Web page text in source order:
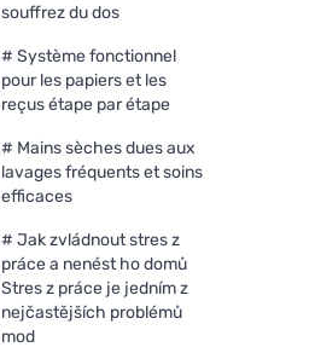
souffrez du dos
# Système fonctionnel
pour les papiers et les
reçus étape par étape
# Mains sèches dues aux
lavages fréquents et soins
efficaces
# Jak zvládnout stres z
práce a nenést ho domů
Stres z práce je jedním z
nejčastějších problémů
mod